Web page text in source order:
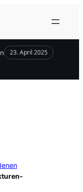
23. April 2025